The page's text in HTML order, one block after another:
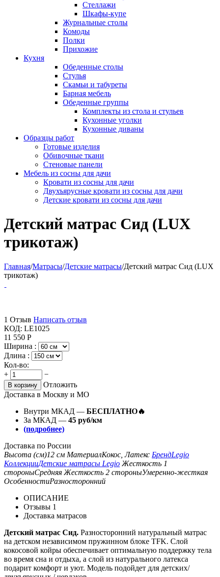
Стеллажи
Шкафы-купе
Журнальные столы
Комоды
Полки
Прихожие
Кухня
Обеденные столы
Стулья
Скамьи и табуреты
Барная мебель
Обеденные группы
Комплекты из стола и стульев
Кухонные уголки
Кухонные диваны
Образцы работ
Готовые изделия
Обивочные ткани
Стеновые панели
Мебель из сосны для дачи
Кровати из сосны для дачи
Двухъярусные кровати из сосны для дачи
Детские кровати из сосны для дачи
Детский матрас Сид (LUX
трикотаж)​
Главная/Матрасы/Детские матрасы/Детский матрас Сид (LUX
трикотаж)​
1 Отзыв Написать отзыв
КОД: LE1025
11 550 Р
Ширина :
Длина :
Кол-во:
+
−
В корзину
Отложить
Доставка в Москву и МО
Внутри МКАД — БЕСПЛАТНО🔥
За МКАД — 45 руб/км
(подробнее)
Доставка по России
Высота (см)12 см МатериалКокос, Латекс БрендLegio
КоллекцииДетские матрасы Legio Жесткость 1
стороныСредняя Жесткость 2 стороныУмеренно-жесткая
ОсобенностиРазносторонний
ОПИСАНИЕ
Отзывы 1
Доставка матрасов
Детский матрас Сид. Разносторонний натуральный матрас
на детском независимом пружинном блоке TFK. Слой
кокосовой койры обеспечивает оптимальную поддержку тела
во время сна и отдыха, а слой из натурального латекса
подарит комфорт и уют. Модель подойдет для детских/